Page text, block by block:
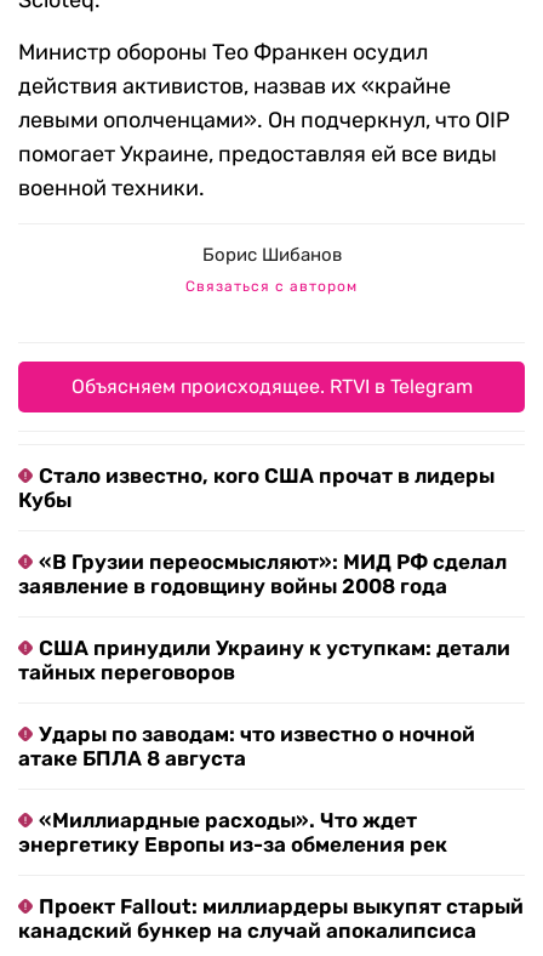
Министр обороны Тео Франкен осудил
действия активистов, назвав их «крайне
левыми ополченцами». Он подчеркнул, что OIP
помогает Украине, предоставляя ей все виды
военной техники.
Борис Шибанов
Связаться с автором
Объясняем происходящее. RTVI в Telegram
Стало известно, кого США прочат в лидеры
Кубы
«В Грузии переосмысляют»: МИД РФ сделал
заявление в годовщину войны 2008 года
США принудили Украину к уступкам: детали
тайных переговоров
Удары по заводам: что известно о ночной
атаке БПЛА 8 августа
«Миллиардные расходы». Что ждет
энергетику Европы из-за обмеления рек
Проект Fallout: миллиардеры выкупят старый
канадский бункер на случай апокалипсиса